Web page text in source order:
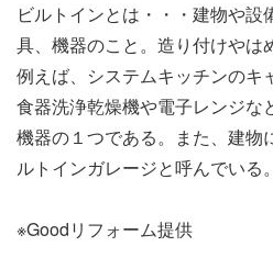
ナ
ビ
ゲ
ー
シ
ビルトインとは・・・建物や
具、機器のこと。造り付けやは
例えば、システムキッチンのキ
食器洗浄乾燥機や電子レンジな
機器の１つである。また、建物
ルトインガレージと呼んでいる。
※Goodリフォーム提供